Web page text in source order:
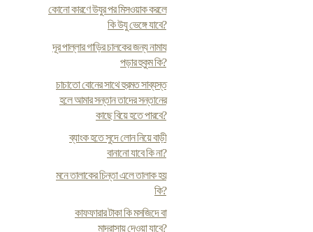
কোনো কারণে উযুর পর মিসওয়াক করলে
কি উযু ভেঙ্গে যাবে?
দূর পাল্লার গাড়ির চালকের জন্য নামায
পড়ার হুকুম কি?
চাচাতো বোনের সাথে হুরমত সাব্যস্ত
হলে আমার সন্তান তাদের সন্তানের
কাছে বিয়ে হতে পারবে?
ব্যাংক হতে সুদে লোন নিয়ে বাড়ী
বানানো যাবে কি না?
মনে তালাকের চিন্তা এলে তালাক হয়
কি?
কাফফারার টাকা কি মসজিদে বা
মাদরাসায় দেওয়া যাবে?